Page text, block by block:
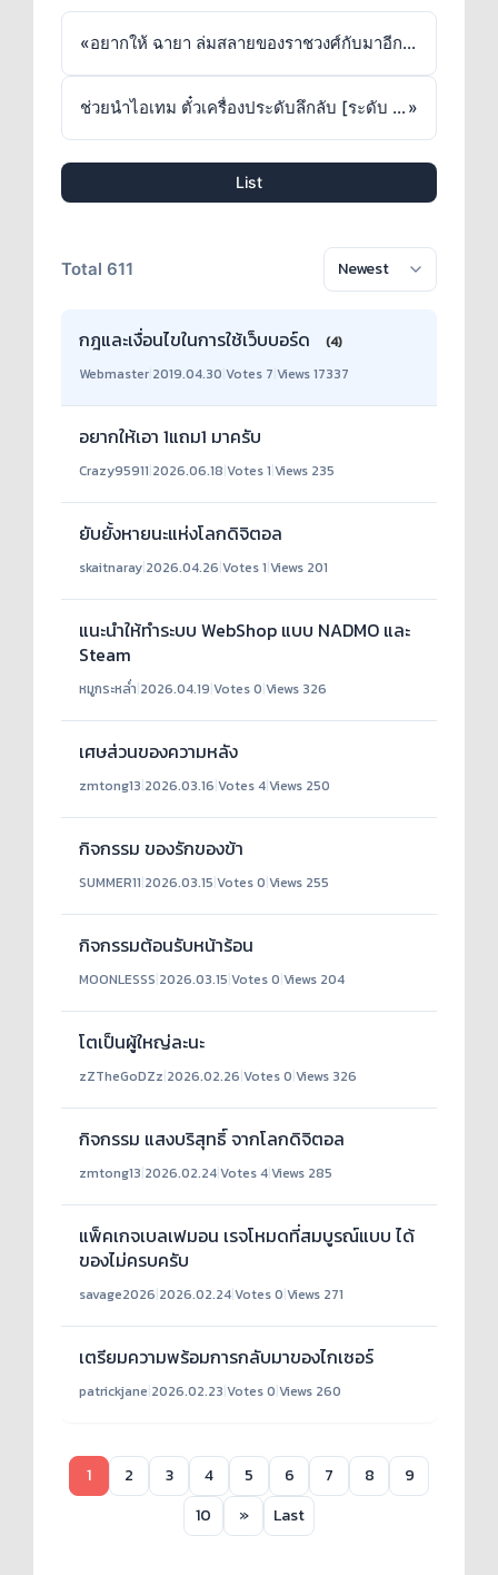
« อยากให้ ฉายา ล่มสลายของราชวงศ์กับมาอีกครั้ง ครับ
ช่วยนำไอเทม ตั๋วเครื่องประดับลึกลับ [ระดับ 1] กลับมาขายด้วยครับ »
List
Total 611
กฎและเงื่อนไขในการใช้เว็บบอร์ด
(4)
Webmaster 2019.04.30 Votes 7 Views 17337
อยากให้เอา 1แถม1 มาครับ
Crazy95911|2026.06.18|Votes 1|Views 235
ยับยั้งหายนะแห่งโลกดิจิตอล
skaitnaray|2026.04.26|Votes 1|Views 201
แนะนำให้ทำระบบ WebShop แบบ NADMO และ
Steam
หมูกระหล่ำ|2026.04.19|Votes 0|Views 326
เศษส่วนของความหลัง
zmtong13|2026.03.16|Votes 4|Views 250
กิจกรรม ของรักของข้า
SUMMER11|2026.03.15|Votes 0|Views 255
กิจกรรมต้อนรับหน้าร้อน
MOONLESSS|2026.03.15|Votes 0|Views 204
โตเป็นผู้ใหญ่ละนะ
zZTheGoDZz|2026.02.26|Votes 0|Views 326
กิจกรรม แสงบริสุทธิ์ จากโลกดิจิตอล
zmtong13|2026.02.24|Votes 4|Views 285
แพ็คเกจเบลเฟมอน เรจโหมดที่สมบูรณ์แบบ ได้
ของไม่ครบครับ
savage2026|2026.02.24|Votes 0|Views 271
เตรียมความพร้อมการกลับมาของไกเซอร์
patrickjane|2026.02.23|Votes 0|Views 260
1 2 3 4 5 6 7 8
9
10
» Last